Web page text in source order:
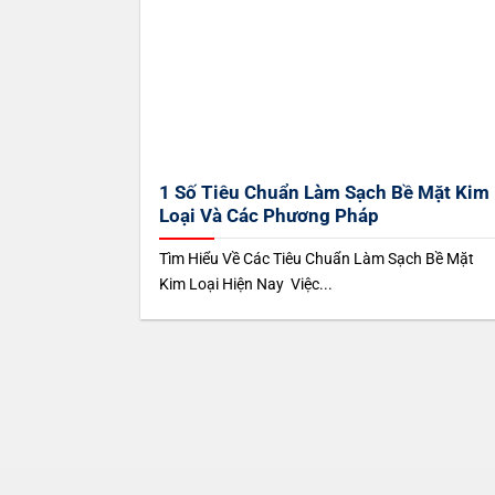
1 Số Tiêu Chuẩn Làm Sạch Bề Mặt Kim
Loại Và Các Phương Pháp
Tìm Hiểu Về Các Tiêu Chuẩn Làm Sạch Bề Mặt
Kim Loại Hiện Nay Việc...